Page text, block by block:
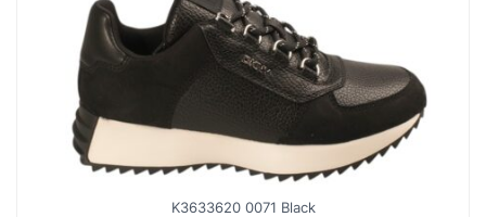
K3633620 0071 Black